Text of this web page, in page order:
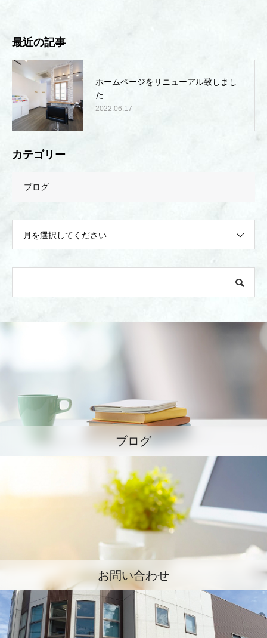
最近の記事
ホームページをリニューアル致しまし
た
2022.06.17
カテゴリー
ブログ
月を選択してください
ブログ
お問い合わせ